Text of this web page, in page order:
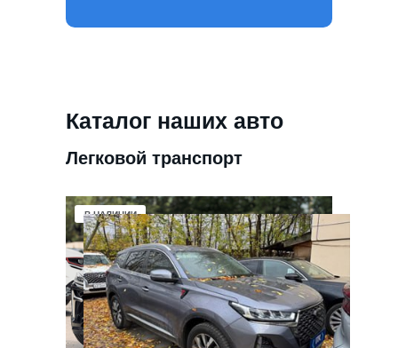
Каталог наших авто
Легковой транспорт
В НАЛИЧИИ